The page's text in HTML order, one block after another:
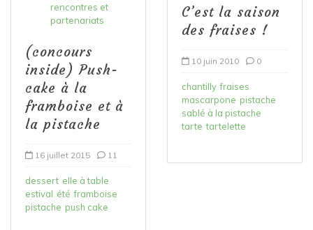
rencontres et
partenariats
(concours
inside) Push-
cake à la
framboise et à
la pistache
16 juillet 2015 11
dessert elle à table
estival été framboise
pistache push cake
C’est la saison
des fraises !
10 juin 2010 0
chantilly fraises
mascarpone pistache
sablé à la pistache
tarte tartelette